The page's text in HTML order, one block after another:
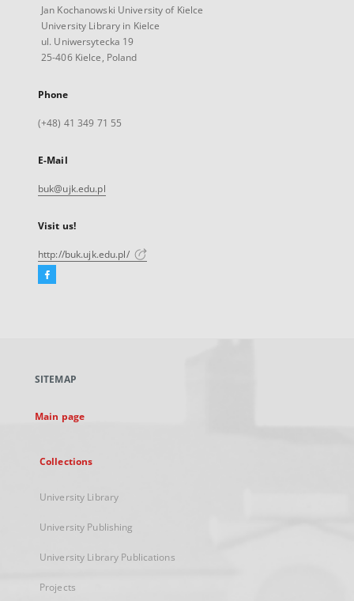
Jan Kochanowski University of Kielce
University Library in Kielce
ul. Uniwersytecka 19
25-406 Kielce, Poland
Phone
(+48) 41 349 71 55
E-Mail
buk@ujk.edu.pl
Visit us!
http://buk.ujk.edu.pl/
Facebook
new
SITEMAP
Main page
Collections
University Library
University Publishing
University Library Publications
Projects